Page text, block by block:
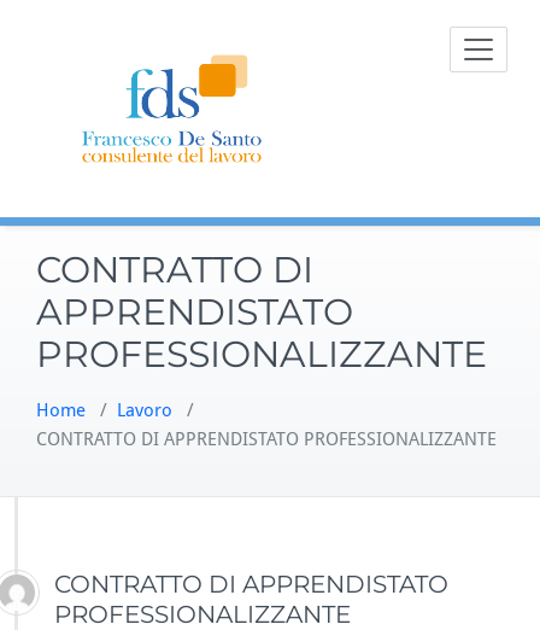
CONTRATTO DI
APPRENDISTATO
PROFESSIONALIZZANTE
Home / Lavoro /
CONTRATTO DI APPRENDISTATO PROFESSIONALIZZANTE
CONTRATTO DI APPRENDISTATO
PROFESSIONALIZZANTE